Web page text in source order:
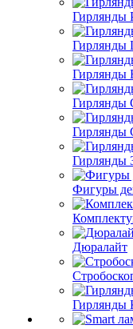
Гирлянды
Гирлянды
Гирлянды
Гирлянды
Гирлянды
Гирлянды
Фигуры
Дюралайт
Гирлянды